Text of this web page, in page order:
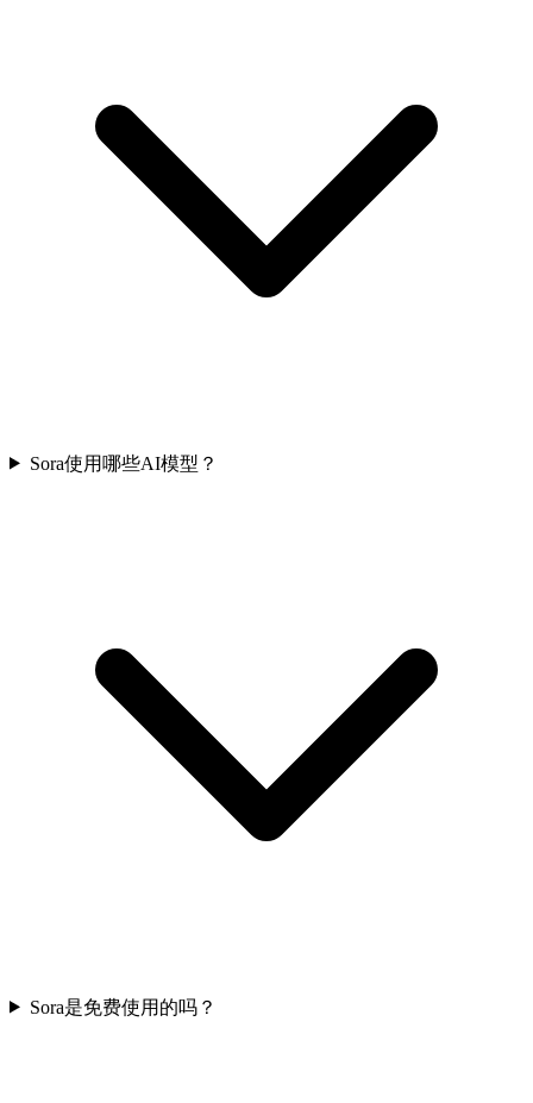
Sora使用哪些AI模型？
Sora是免费使用的吗？